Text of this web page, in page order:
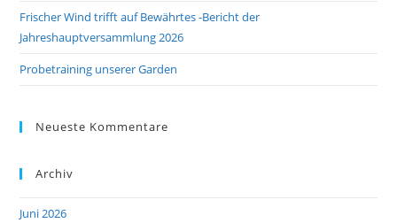
Frischer Wind trifft auf Bewährtes -Bericht der
Jahreshauptversammlung 2026
Probetraining unserer Garden
Neueste Kommentare
Archiv
Juni 2026